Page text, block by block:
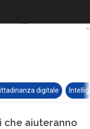
digitale
aiuteranno